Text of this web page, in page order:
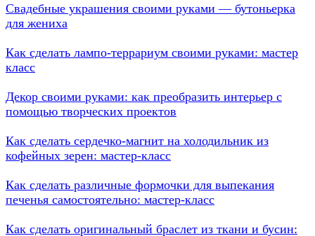
Свадебные украшения своими руками — бутоньерка
для жениха
Как сделать лампо-террариум своими руками: мастер
класс
Декор своими руками: как преобразить интерьер с
помощью творческих проектов
Как сделать сердечко-магнит на холодильник из
кофейных зерен: мастер-класс
Как сделать различные формочки для выпекания
печенья самостоятельно: мастер-класс
Как сделать оригинальный браслет из ткани и бусин: